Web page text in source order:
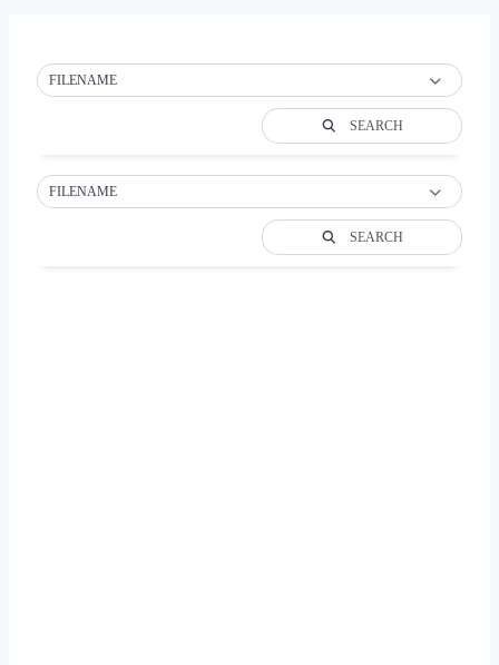
FILENAME
SEARCH
FILENAME
SEARCH